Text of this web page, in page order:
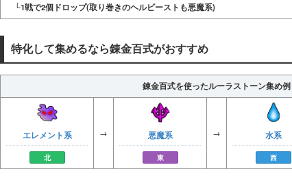
└1戦で2個ドロップ(取り巻きのヘルビーストも悪魔系)
特化して集めるなら錬金百式がおすすめ
錬金百式を使ったルーラストーン集め例
エレメント系
北
→ 悪魔系
東
→ 水系
西